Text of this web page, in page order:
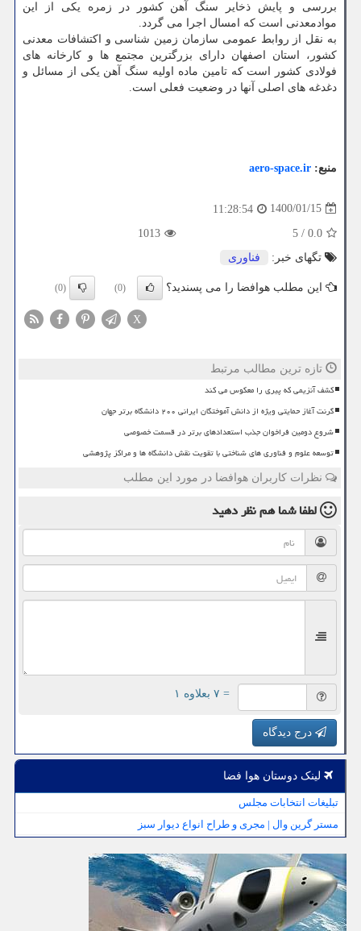
بررسی و پایش ذخایر سنگ آهن کشور در زمره یکی از این
موادمعدنی است که امسال اجرا می گردد.
به نقل از روابط عمومی سازمان زمین شناسی و اکتشافات معدنی
کشور، استان اصفهان دارای بزرگترین مجتمع ها و کارخانه های
فولادی کشور است که تامین ماده اولیه سنگ آهن یکی از مسائل و
دغدغه های اصلی آنها در وضعیت فعلی است.
منبع: aero-space.ir
1400/01/15
11:28:54
0.0
/
5
1013
تگهای خبر:
فناوری
این مطلب هوافضا را می پسندید؟ (0)
(0)
X
تازه ترین مطالب مرتبط
کشف آنزیمی که پیری را معکوس می کند
گرنت آغاز حمایتی ویژه از دانش آموختگان ایرانی ۲۰۰ دانشگاه برتر جهان
شروع دومین فراخوان جذب استعدادهای برتر در قسمت خصوصی
توسعه علوم و فناوری های شناختی با تقویت نقش دانشگاه ها و مراکز پژوهشی
نظرات کاربران هوافضا در مورد این مطلب
لطفا شما همنظر دهید
= ۷ بعلاوه ۱
درج دیدگاه
لینک دوستان هوا فضا
تبلیغات انتخابات مجلس
مستر گرین وال | مجری و طراح انواع دیوار سبز